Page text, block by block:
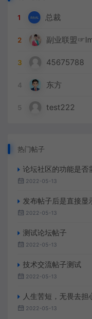
1 总裁
2 副业联盟
3 45675788
4 东方
5 test222
热门帖子
论坛社区的功能是否
2022-05-13
发布帖子后是直接显
2022-05-13
测试论坛帖子
2022-05-13
技术交流帖子测试
2022-05-13
人生苦短，无畏去担心别人
2022-05-13